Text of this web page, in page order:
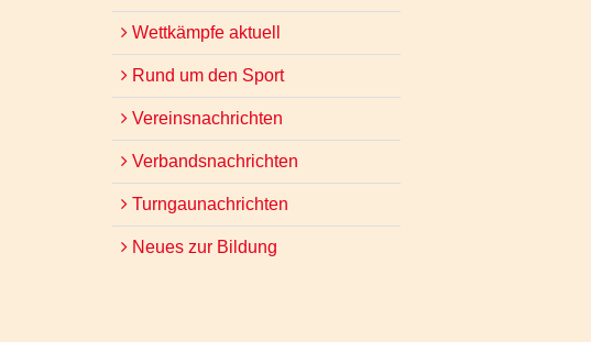
Wettkämpfe aktuell
Rund um den Sport
Vereinsnachrichten
Verbandsnachrichten
Turngaunachrichten
Neues zur Bildung